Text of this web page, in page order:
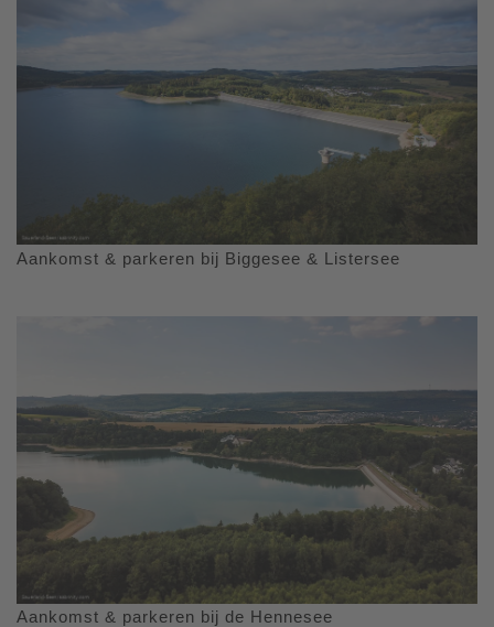
Aankomst & parkeren bij Biggesee & Listersee
Aankomst & parkeren bij de Hennesee